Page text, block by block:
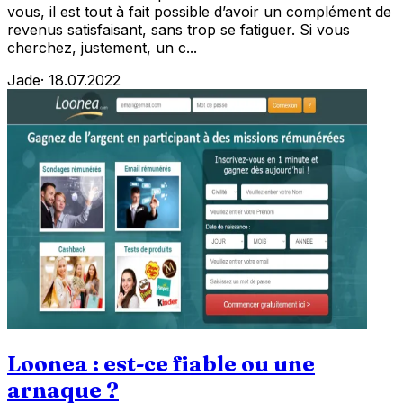
vous, il est tout à fait possible d’avoir un complément de
revenus satisfaisant, sans trop se fatiguer. Si vous
cherchez, justement, un c...
Jade· 18.07.2022
Loonea : est-ce fiable ou une
arnaque ?